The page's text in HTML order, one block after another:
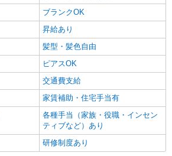
ブランクOK
昇給あり
髪型・髪色自由
ピアスOK
交通費支給
家賃補助・住宅手当有
各種手当（家族・役職・インセン
ティブなど）あり
研修制度あり